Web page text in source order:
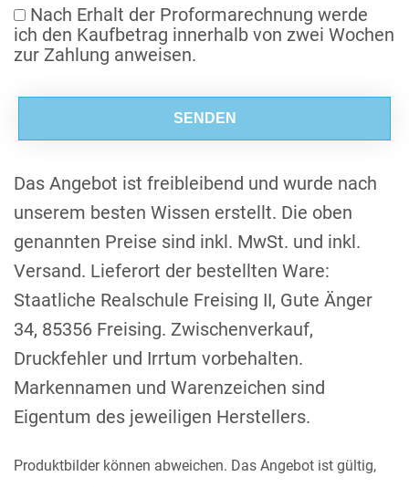
Nach Erhalt der Proformarechnung werde
ich den Kaufbetrag innerhalb von zwei Wochen
zur Zahlung anweisen.
Das Angebot ist freibleibend und wurde nach
unserem besten Wissen erstellt. Die oben
genannten Preise sind inkl. MwSt. und inkl.
Versand. Lieferort der bestellten Ware:
Staatliche Realschule Freising II, Gute Änger
34, 85356 Freising. Zwischenverkauf,
Druckfehler und Irrtum vorbehalten.
Markennamen und Warenzeichen sind
Eigentum des jeweiligen Herstellers.
Produktbilder können abweichen. Das Angebot ist gültig,